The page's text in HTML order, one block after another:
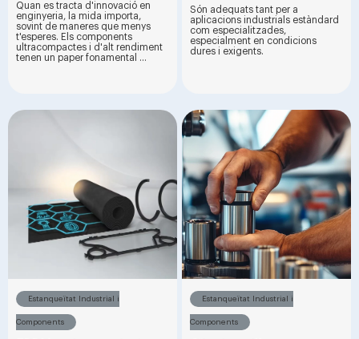
Quan es tracta d'innovació en
enginyeria, la mida importa,
sovint de maneres que menys
t'esperes. Els components
ultracompactes i d'alt rendiment
tenen un paper fonamental ...
Són adequats tant per a
aplicacions industrials estàndard
com especialitzades,
especialment en condicions
dures i exigents.
Estanqueïtat Industrial i
Components
Estanqueïtat Industrial i
Components